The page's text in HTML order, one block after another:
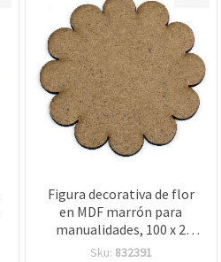
Figura decorativa de flor
en MDF marrón para
manualidades, 100 x 2
mm, base en crudo para
Sku: 832391